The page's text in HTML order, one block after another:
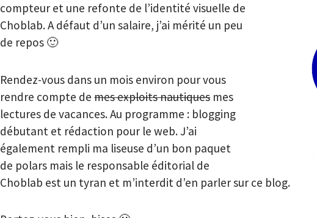
compteur et une refonte de l’identité visuelle de
Choblab. A défaut d’un salaire, j’ai mérité un peu
de repos 🙂
Rendez-vous dans un mois environ pour vous
rendre compte demes exploits nautiquesmes
lectures de vacances. Au programme : blogging
débutant et rédaction pour le web. J’ai
également rempli ma liseuse d’un bon paquet
de polars mais le responsable éditorial de
Choblab est un tyran et m’interdit d’en parler sur ce blog.